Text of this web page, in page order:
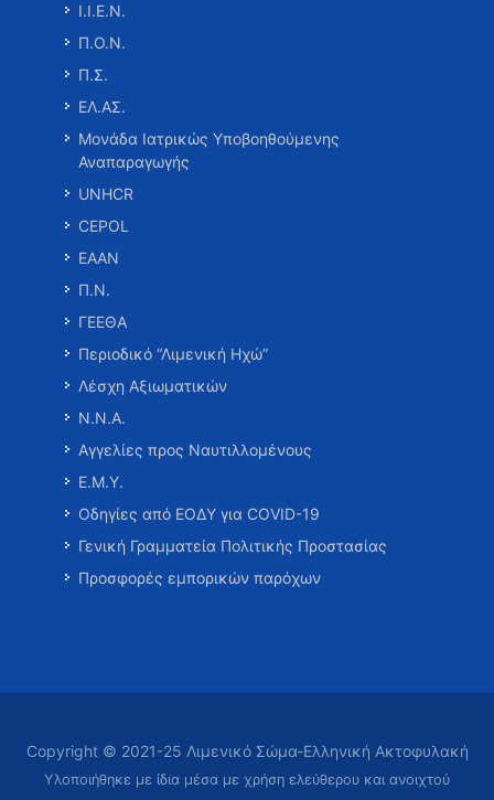
Ι.Ι.Ε.Ν.
Π.Ο.Ν.
Π.Σ.
ΕΛ.ΑΣ.
Μονάδα Ιατρικώς Υποβοηθούμενης
Αναπαραγωγής
UNHCR
CEPOL
ΕΑΑΝ
Π.Ν.
ΓΕΕΘΑ
Περιοδικό “Λιμενική Ηχώ”
Λέσχη Αξιωματικών
Ν.Ν.Α.
Αγγελίες προς Ναυτιλλομένους
Ε.Μ.Υ.
Οδηγίες από ΕΟΔΥ για COVID-19
Γενική Γραμματεία Πολιτικής Προστασίας
Προσφορές εμπορικών παρόχων
Copyright © 2021-25 Λιμενικό Σώμα-Ελληνική Ακτοφυλακή
Υλοποιήθηκε με ίδια μέσα με χρήση ελεύθερου και ανοιχτού